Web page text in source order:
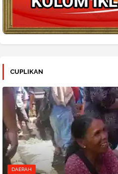
CUPLIKAN
DAERAH